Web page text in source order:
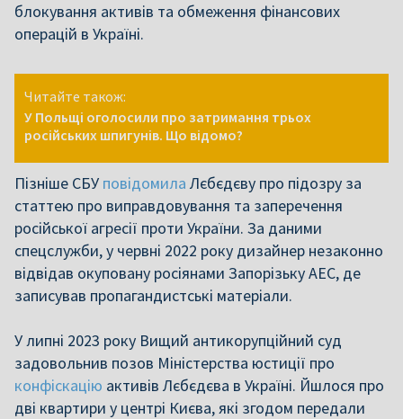
блокування активів та обмеження фінансових
операцій в Україні.
Читайте також:
У Польщі оголосили про затримання трьох
російських шпигунів. Що відомо?
Пізніше СБУ повідомила Лєбєдєву про підозру за
статтею про виправдовування та заперечення
російської агресії проти України. За даними
спецслужби, у червні 2022 року дизайнер незаконно
відвідав окуповану росіянами Запорізьку АЕС, де
записував пропагандистські матеріали.
У липні 2023 року Вищий антикорупційний суд
задовольнив позов Міністерства юстиції про
конфіскацію активів Лєбєдєва в Україні. Йшлося про
дві квартири у центрі Києва, які згодом передали